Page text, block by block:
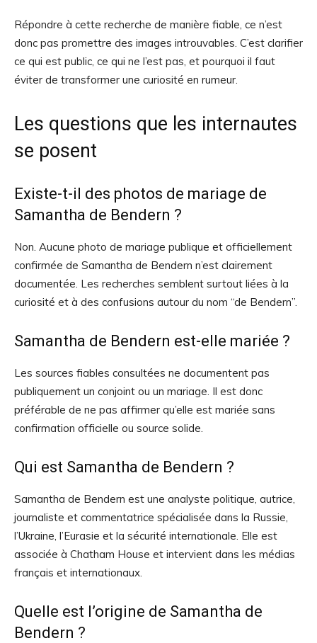
Répondre à cette recherche de manière fiable, ce n’est
donc pas promettre des images introuvables. C’est clarifier
ce qui est public, ce qui ne l’est pas, et pourquoi il faut
éviter de transformer une curiosité en rumeur.
Les questions que les internautes
se posent
Existe-t-il des photos de mariage de
Samantha de Bendern ?
Non. Aucune photo de mariage publique et officiellement
confirmée de Samantha de Bendern n’est clairement
documentée. Les recherches semblent surtout liées à la
curiosité et à des confusions autour du nom “de Bendern”.
Samantha de Bendern est-elle mariée ?
Les sources fiables consultées ne documentent pas
publiquement un conjoint ou un mariage. Il est donc
préférable de ne pas affirmer qu’elle est mariée sans
confirmation officielle ou source solide.
Qui est Samantha de Bendern ?
Samantha de Bendern est une analyste politique, autrice,
journaliste et commentatrice spécialisée dans la Russie,
l’Ukraine, l’Eurasie et la sécurité internationale. Elle est
associée à Chatham House et intervient dans les médias
français et internationaux.
Quelle est l’origine de Samantha de
Bendern ?